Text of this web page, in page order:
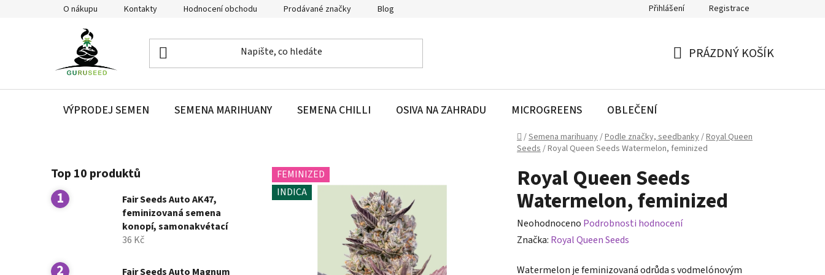
O nákupu Kontakty Hodnocení obchodu Prodávané značky Blog Přihlášení Registrace
PRÁZDNÝ KOŠÍK
VÝPRODEJ SEMEN SEMENA MARIHUANY SEMENA CHILLI OSIVA NA ZAHRADU MICROGREENS OBLEČENÍ
Domů
/Semena marihuany/Podle značky, seedbanky/Royal Queen
Seeds/Royal Queen Seeds Watermelon, feminized
o
s
t
n
Top 10 produktů
Fair Seeds Auto AK47,
feminizovaná semena
konopí, samonakvétací
36 Kč
Fair Seeds Auto Magnum
Royal Queen Seeds
Watermelon, feminized
Průměrné
hodnocení
Neohodnoceno Podrobnosti hodnocení
Značka: Royal Queen Seeds
Watermelon je feminizovaná odrůda s vodmelónovým
FEMINIZED
INDICA